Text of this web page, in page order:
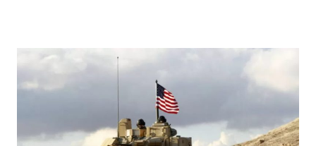
содержимому
WordPress